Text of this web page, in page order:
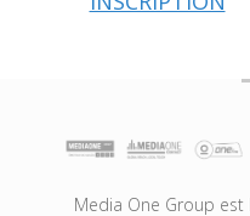
Media One Group